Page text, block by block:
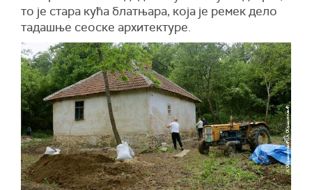
то је стара кућа блатњара, која је ремек дело
тадашње сеоске архитектуре.